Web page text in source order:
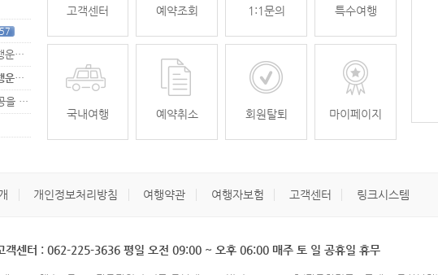
57
[무안공항 활성화-2탄] 여강[리장] 전세기 홍보 이벤트 "행운에 주인공…
[무안공항 활성화-2탄] 여강[리장] 전세기 홍보 이벤트 "행운에 주인공…
[무안공항 활성화] 가을전세기 홍보 이벤트 "행운에 주인공을 찾습니다."
고객센터 예약조회 1:1문의 특수여행
국내여행 예약취소 회원탈퇴 마이페이지
개인정보처리방침 여행약관 여행자보험 고객센터 링크시스템
객센터 : 062-225-3636 평일 오전 09:00 ~ 오후 06:00 매주 토 일 공휴일 휴무